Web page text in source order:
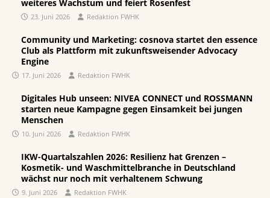
weiteres Wachstum und feiert Rosenfest
23. Juni 2026 Redaktion FWHK
Community und Marketing: cosnova startet den essence
Club als Plattform mit zukunftsweisender Advocacy
Engine
17. Juni 2026 Redaktion FWHK
Digitales Hub unseen: NIVEA CONNECT und ROSSMANN
starten neue Kampagne gegen Einsamkeit bei jungen
Menschen
10. Juni 2026 Redaktion FWHK
IKW-Quartalszahlen 2026: Resilienz hat Grenzen –
Kosmetik- und Waschmittelbranche in Deutschland
wächst nur noch mit verhaltenem Schwung
9. Juni 2026 Redaktion FWHK